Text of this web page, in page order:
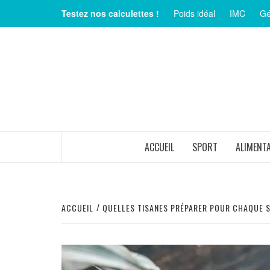
contenu
Testez nos calculettes ! Poids idéal IMC
ACCUEIL SPORT
ACCUEIL QUELLES TISANES PRÉPARER POUR CHAQUE